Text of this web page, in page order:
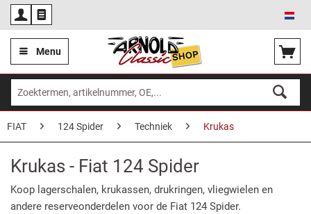
Menu
FIAT 124 Spider Techniek Krukas
Krukas - Fiat 124 Spider
Koop lagerschalen, krukassen, drukringen, vliegwielen en
andere reserveonderdelen voor de Fiat 124 Spider.